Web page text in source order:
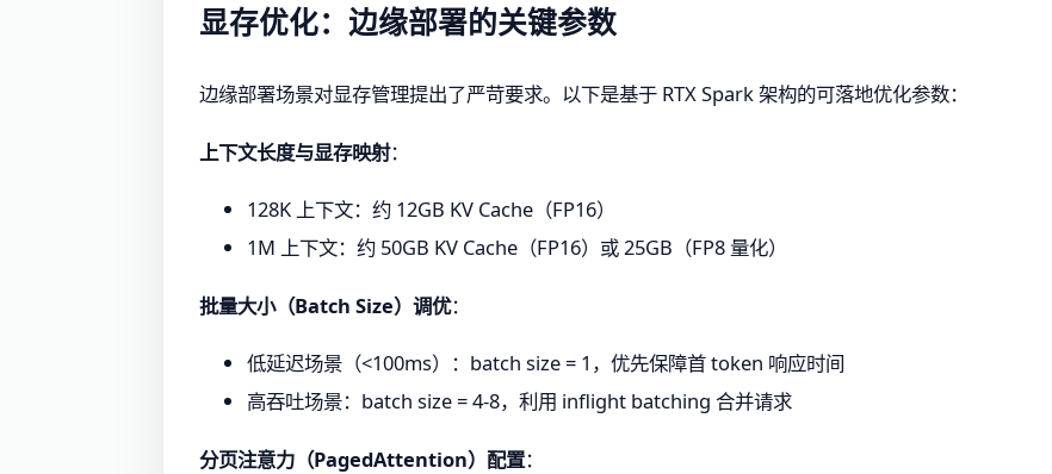
显存优化：边缘部署的关键参数
边缘部署场景对显存管理提出了严苛要求。以下是基于 RTX Spark 架构的可落地优化参数：
上下文长度与显存映射：
128K 上下文：约 12GB KV Cache（FP16）
1M 上下文：约 50GB KV Cache（FP16）或 25GB（FP8 量化）
批量大小（Batch Size）调优：
低延迟场景（<100ms）：batch size = 1，优先保障首 token 响应时间
高吞吐场景：batch size = 4-8，利用 inflight batching 合并请求
分页注意力（PagedAttention）配置：